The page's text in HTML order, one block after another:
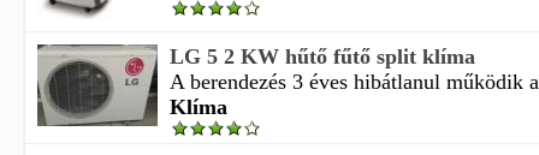
LG 5 2 KW hűtő fűtő split klíma
A berendezés 3 éves hibátlanul működik
Klíma